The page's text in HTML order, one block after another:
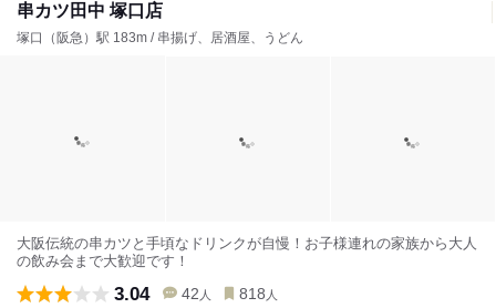
串カツ田中 塚口店
塚口（阪急）駅 183m / 串揚げ、居酒屋、うどん
大阪伝統の串カツと手頃なドリンクが自慢！お子様連れの家族から大人
の飲み会まで大歓迎です！
3.04 42 人 818 人